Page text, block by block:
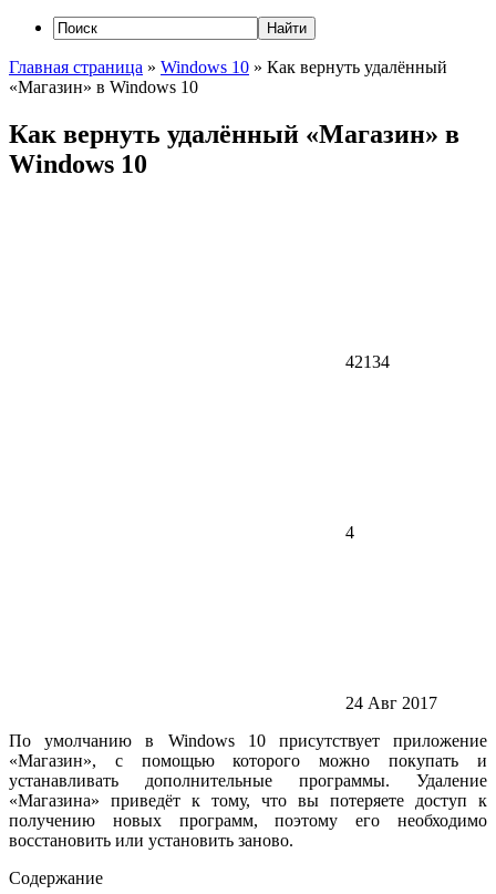
Главная страница » Windows 10 » Как вернуть удалённый
«Магазин» в Windows 10
Как вернуть удалённый «Магазин» в
Windows 10
42134
4
24 Авг 2017
По умолчанию в Windows 10 присутствует приложение
«Магазин», с помощью которого можно покупать и
устанавливать дополнительные программы. Удаление
«Магазина» приведёт к тому, что вы потеряете доступ к
получению новых программ, поэтому его необходимо
восстановить или установить заново.
Содержание